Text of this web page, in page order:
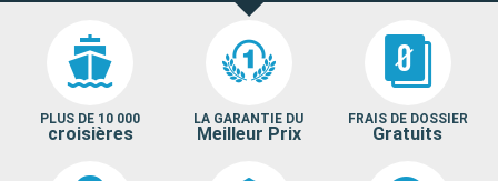
PLUS DE 10 000
croisières
LA GARANTIE DU
Meilleur Prix
FRAIS DE DOSSIER
Gratuits